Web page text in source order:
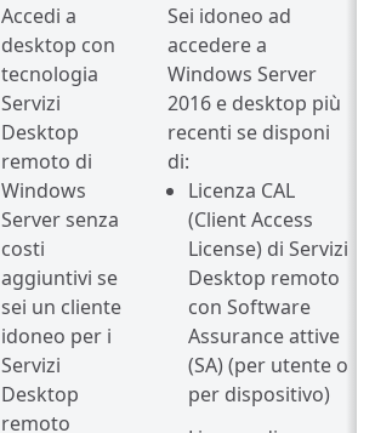
Accedi a
desktop con
tecnologia
Servizi
Desktop
remoto di
Windows
Server senza
costi
aggiuntivi se
sei un cliente
idoneo per i
Servizi
Desktop
remoto
Sei idoneo ad
accedere a
Windows Server
2016 e desktop più
recenti se disponi
di:
Licenza CAL
(Client Access
License) di Servizi
Desktop remoto
con Software
Assurance attive
(SA) (per utente o
per dispositivo)